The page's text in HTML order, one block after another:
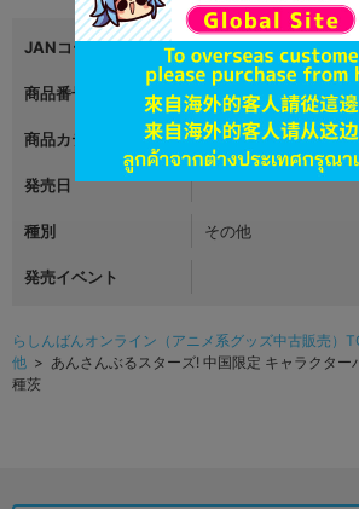
JANコード 4999999999999
商品番号 L04256860
商品カテゴリ グッズ
発売日
種別 その他
発売イベント
らしんばんオンライン（アニメ系グッズ中古販売）
他 > あんさんぶるスターズ! 中国限定 キャラクター
種茨